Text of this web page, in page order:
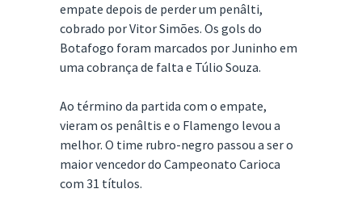
empate depois de perder um penâlti,
cobrado por Vitor Simões. Os gols do
Botafogo foram marcados por Juninho em
uma cobrança de falta e Túlio Souza.
Ao término da partida com o empate,
vieram os penâltis e o Flamengo levou a
melhor. O time rubro-negro passou a ser o
maior vencedor do Campeonato Carioca
com 31 títulos.